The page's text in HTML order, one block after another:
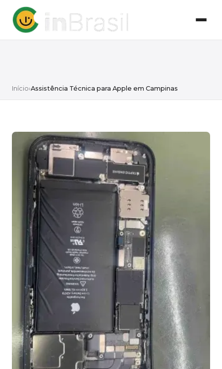
Início›Assistência Técnica para Apple em Campinas